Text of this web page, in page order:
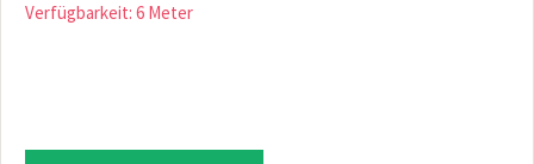
Verfügbarkeit: 6 Meter